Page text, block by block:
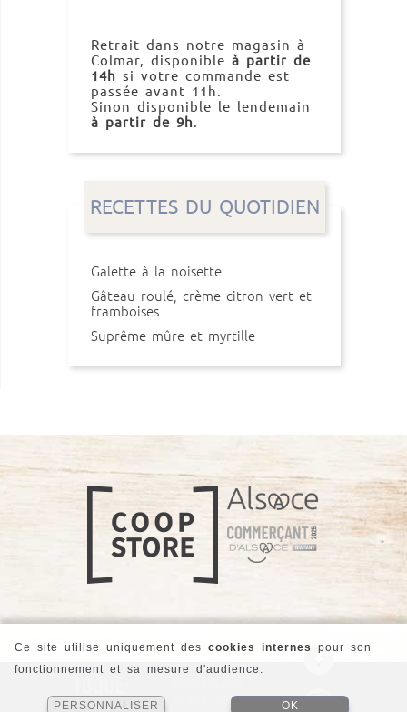
Retrait dans notre magasin à
Colmar, disponible à partir de
14h si votre commande est
passée avant 11h.
Sinon disponible le lendemain
à partir de 9h.
RECETTES DU QUOTIDIEN
Galette à la noisette
Gâteau roulé, crème citron vert et
framboises
Suprême mûre et myrtille
21 Rue André Kiener
03 89 21 86 78
Ce site utilise uniquement des cookies internes pour son
fonctionnement et sa mesure d'audience.
PERSONNALISER OK